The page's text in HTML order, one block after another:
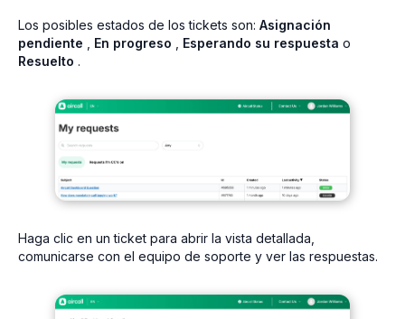
Los posibles estados de los tickets son: Asignación
pendiente
En progreso Esperando su respuesta o
Resuelto .
Haga clic en un ticket para abrir la vista detallada,
comunicarse con el equipo de soporte y ver las respuestas.